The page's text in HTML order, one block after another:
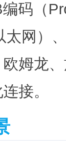
编码（
网）
姆龙
接。